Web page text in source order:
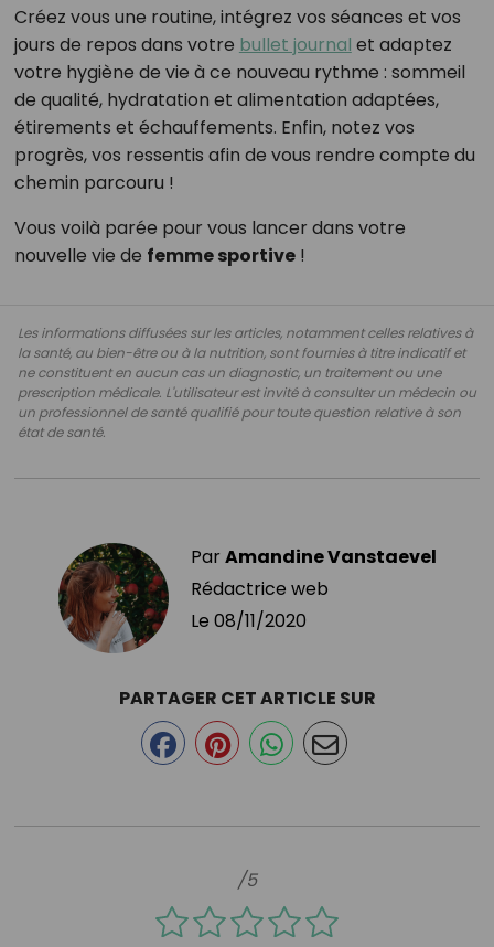
Créez vous une routine, intégrez vos séances et vos
jours de repos dans votre bullet journal et adaptez
votre hygiène de vie à ce nouveau rythme : sommeil
de qualité, hydratation et alimentation adaptées,
étirements et échauffements. Enfin, notez vos
progrès, vos ressentis afin de vous rendre compte du
chemin parcouru !
Vous voilà parée pour vous lancer dans votre
nouvelle vie de femme sportive!
Les informations diffusées sur les articles, notamment celles relatives à
la santé, au bien-être ou à la nutrition, sont fournies à titre indicatif et
ne constituent en aucun cas un diagnostic, un traitement ou une
prescription médicale. L'utilisateur est invité à consulter un médecin ou
un professionnel de santé qualifié pour toute question relative à son
état de santé.
ParAmandine Vanstaevel
Rédactrice web
Le 08/11/2020
/5
PARTAGER CET ARTICLE SUR